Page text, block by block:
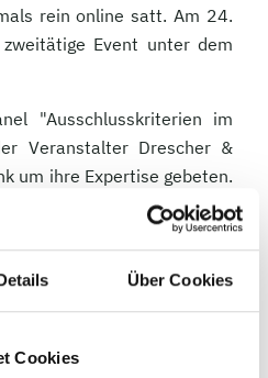
Über Cookies
Cookies
rein online satt. Am 24.
Event unter dem
"Ausschlusskriterien im
Veranstalter Drescher &
um ihre Expertise gebeten.
für Ethik und Nachhaltigkeit
wird in einer Fünferrunde
geführt werden. Es geht